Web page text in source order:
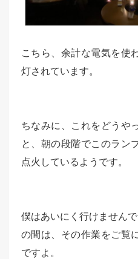
こちら、余計な電気を使
灯されています。
ちなみに、これをどうや
と、朝の段階でこのラン
点火しているようです。
僕はあいにく行けません
の間は、その作業をご覧
ですよ。